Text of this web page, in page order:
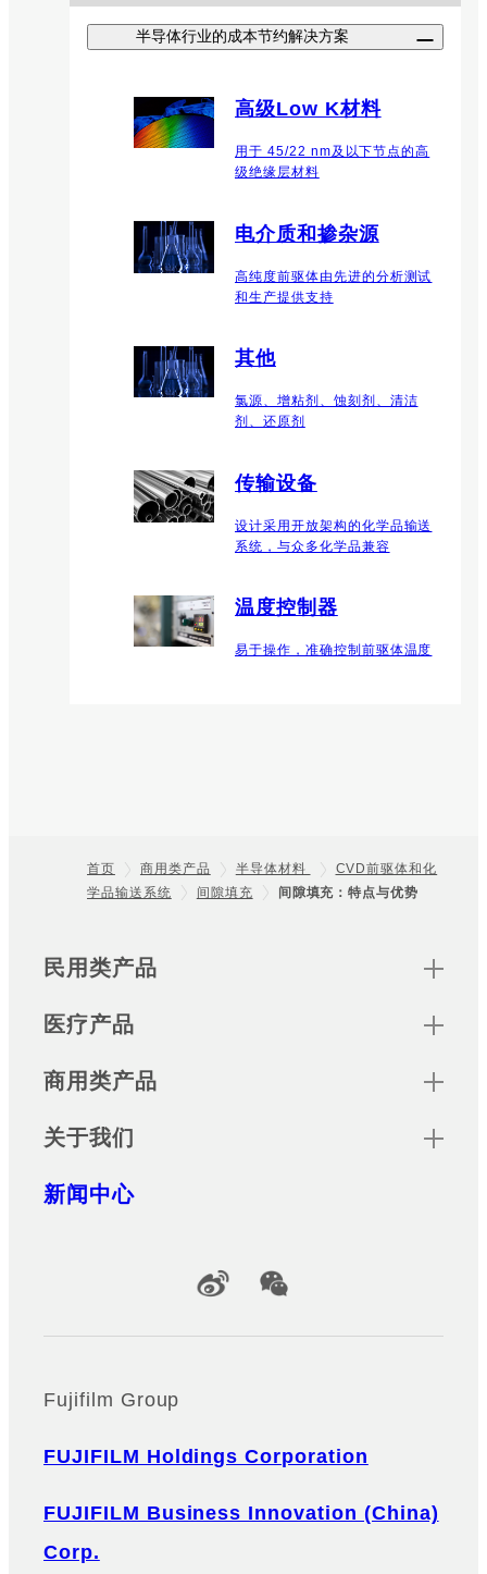
半导体行业的成本节约解决方案
高级Low K材料
用于 45/22 nm及以下节点的高
级绝缘层材料
电介质和掺杂源
高纯度前驱体由先进的分析测试
和生产提供支持
其他
氯源、增粘剂、蚀刻剂、清洁
剂、还原剂
传输设备
设计采用开放架构的化学品输送
系统，与众多化学品兼容
温度控制器
易于操作，准确控制前驱体温度
Footer
首页 商用类产品 半导体材料
CVD前驱体和化
学品输送系统
间隙填充 间隙填充：特点与优势
Sitemap
民用类产品
医疗产品
商用类产品
关于我们
新闻中心
Official Social Media Accounts
Fujifilm Group
FUJIFILM Holdings Corporation
FUJIFILM Business Innovation (China)
Corp.